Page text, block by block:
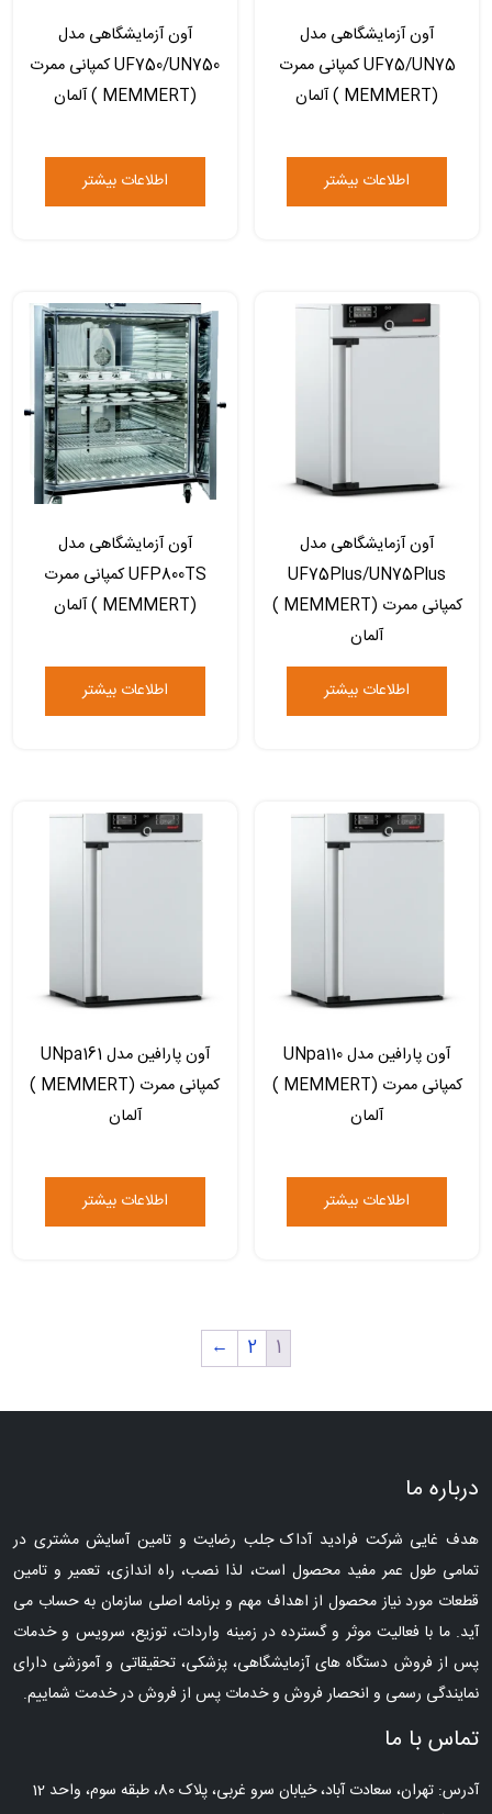
آون آزمایشگاهی مدل
UF75/UN75 کمپانی ممرت
(MEMMERT ) آلمان
اطلاعات بیشتر
آون آزمایشگاهی مدل
UF750/UN750 کمپانی ممرت
(MEMMERT ) آلمان
اطلاعات بیشتر
آون آزمایشگاهی مدل
UF75Plus/UN75Plus
کمپانی ممرت (MEMMERT )
آلمان
اطلاعات بیشتر
آون آزمایشگاهی مدل
UFP800TS کمپانی ممرت
(MEMMERT ) آلمان
اطلاعات بیشتر
آون پارافین مدل UNpa110
کمپانی ممرت (MEMMERT )
آلمان
اطلاعات بیشتر
آون پارافین مدل UNpa161
کمپانی ممرت (MEMMERT )
آلمان
اطلاعات بیشتر
1
2
←
درباره ما
هدف غایی شرکت فرادید آداک جلب رضایت و تامین آسایش مشتری در
تمامی طول عمر مفید محصول است، لذا نصب، راه اندازی، تعمیر و تامین
قطعات مورد نیاز محصول از اهداف مهم و برنامه اصلی سازمان به حساب می
آید. ما با فعالیت موثر و گسترده در زمینه واردات، توزیع، سرویس و خدمات
پس از فروش دستگاه های آزمایشگاهی، پزشکی، تحقیقاتی و آموزشی دارای
نمایندگی رسمی و انحصار فروش و خدمات پس از فروش در خدمت شماییم.
تماس با ما
آدرس: تهران، سعادت آباد، خیابان سرو غربی، پلاک 80، طبقه سوم، واحد 12